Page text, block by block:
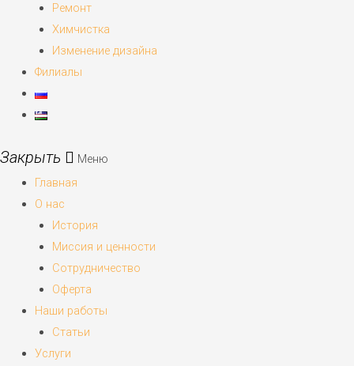
Ремонт
Химчистка
Изменение дизайна
Филиалы
Меню
Главная
О нас
История
Миссия и ценности
Сотрудничество
Оферта
Наши работы
Статьи
Услуги